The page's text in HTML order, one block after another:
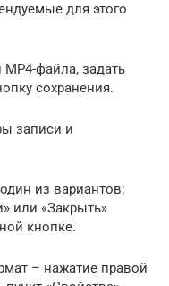
для этого
файла, задать
сохранения.
записи и
из вариантов:
или «Закрыть»
кнопке.
– нажатие правой